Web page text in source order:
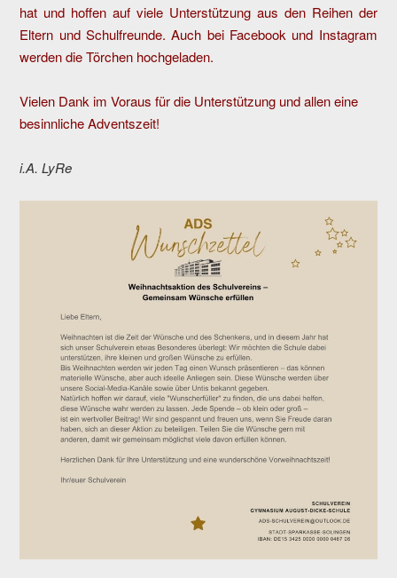
hat und hoffen auf viele Unterstützung aus den Reihen der
Eltern und Schulfreunde. Auch bei Facebook und Instagram
werden die Törchen hochgeladen.
Vielen Dank im Voraus für die Unterstützung und allen eine
besinnliche Adventszeit!
i.A. LyRe